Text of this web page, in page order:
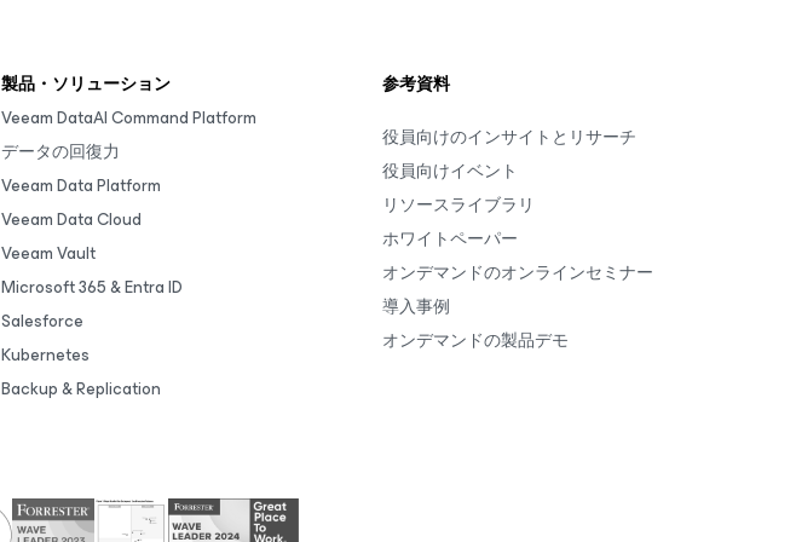
製品・ソリューション
Veeam DataAI Command Platform
データの回復力
Veeam Data Platform
Veeam Data Cloud
Veeam Vault
Microsoft 365 & Entra ID
Salesforce
Kubernetes
Backup & Replication
参考資料
役員向けのインサイトとリサーチ
役員向けイベント
リソースライブラリ
ホワイトペーパー
オンデマンドのオンラインセミナー
導入事例
オンデマンドの製品デモ